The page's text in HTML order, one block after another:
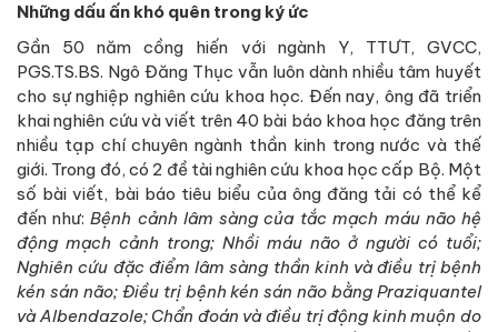
Những dấu ấn khó quên trong ký ức
Gần 50 năm cồng hiến với ngành Y, TTƯT, GVCC,
PGS.TS.BS. Ngô Đăng Thục vẫn luôn dành nhiều tâm huyết
cho sự nghiệp nghiên cứu khoa học. Đến nay, ông đã triển
khai nghiên cứu và viết trên 40 bài báo khoa học đăng trên
nhiều tạp chí chuyên ngành thần kinh trong nước và thế
giới. Trong đó, có 2 đề tài nghiên cứu khoa học cấp Bộ. Một
số bài viết, bài báo tiêu biểu của ông đăng tải có thể kể
đến như:Bệnh cảnh lâm sàng của tắc mạch máu não hệ
động mạch cảnh trong; Nhồi máu não ở người có tuổi;
Nghiên cứu đặc điểm lâm sàng thần kinh và điều trị bệnh
kén sán não; Điều trị bệnh kén sán não bằng Praziquantel
và Albendazole; Chẩn đoán và điều trị động kinh muộn do